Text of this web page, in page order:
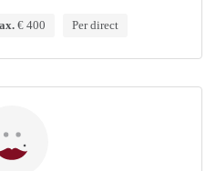
€ 400 Per direct